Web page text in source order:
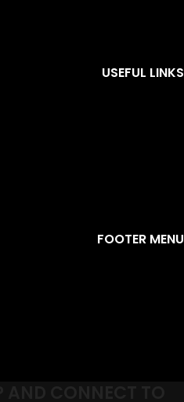
USEFUL LINKS
FOOTER MENU